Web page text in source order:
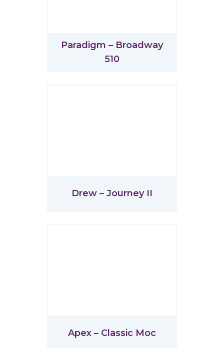
Paradigm – Broadway
510
Drew – Journey II
Apex – Classic Moc